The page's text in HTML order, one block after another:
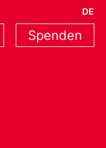
DE
Spenden